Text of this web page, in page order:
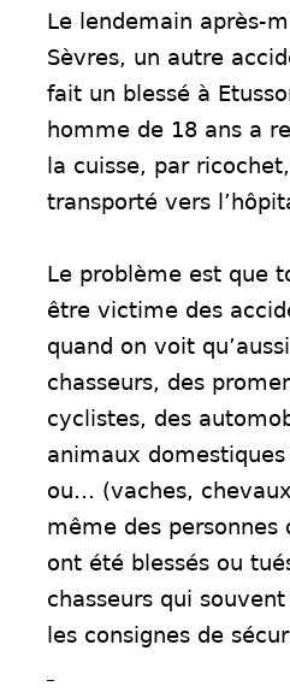
Le lendemain après-
Sèvres, un autre
fait un blessé à
homme de 18 ans a
la cuisse, par
transporté vers
Le problème est que
être victime des
quand on voit
chasseurs, des
cyclistes, des
animaux
ou… (vaches,
même des personnes
ont été blessés ou
chasseurs qui
les consignes de